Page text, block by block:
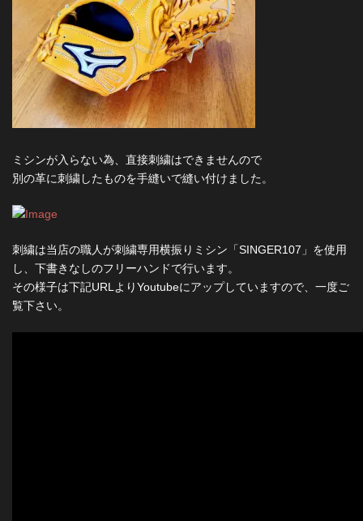
ミシンが入らない為、直接刺繍はできませんので
別の革に刺繍したものを手縫いで縫い付けました。
刺繍は当店の職人が刺繍専用横振りミシン「SINGER107」を使用
し、下書きなしのフリーハンドで行います。
その様子は下記URLよりYoutubeにアップしていますので、一度ご
覧下さい。